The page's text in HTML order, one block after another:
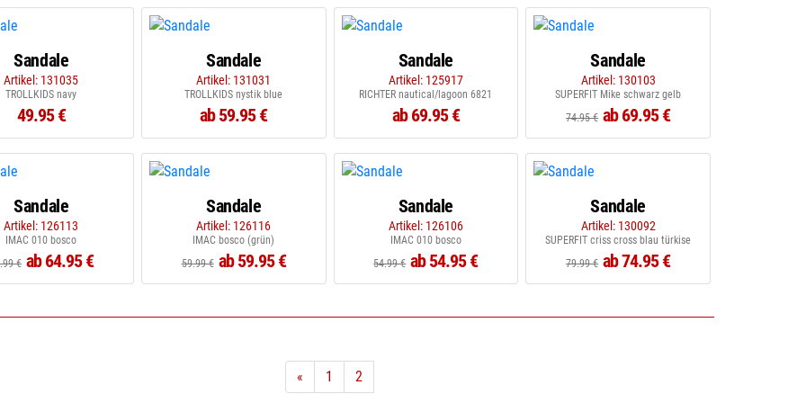
Sandale
Artikel: 131035
TROLLKIDS navy
49.95 €
Sandale
Artikel: 131031
TROLLKIDS nystik blue
ab 59.95 €
Sandale
Artikel: 125917
RICHTER nautical/lagoon 6821
ab 69.95 €
Sandale
Artikel: 130103
SUPERFIT Mike schwarz gelb
74.95 € ab 69.95 €
Sandale
Artikel: 126113
IMAC 010 bosco
€ ab 64.95 €
Sandale
Artikel: 126116
IMAC bosco (grün)
59.99 € ab 59.95 €
Sandale
Artikel: 126106
IMAC 010 bosco
54.99 € ab 54.95 €
Sandale
Artikel: 130092
SUPERFIT criss cross blau türkise
79.99 € ab 74.95 €
« 1 2